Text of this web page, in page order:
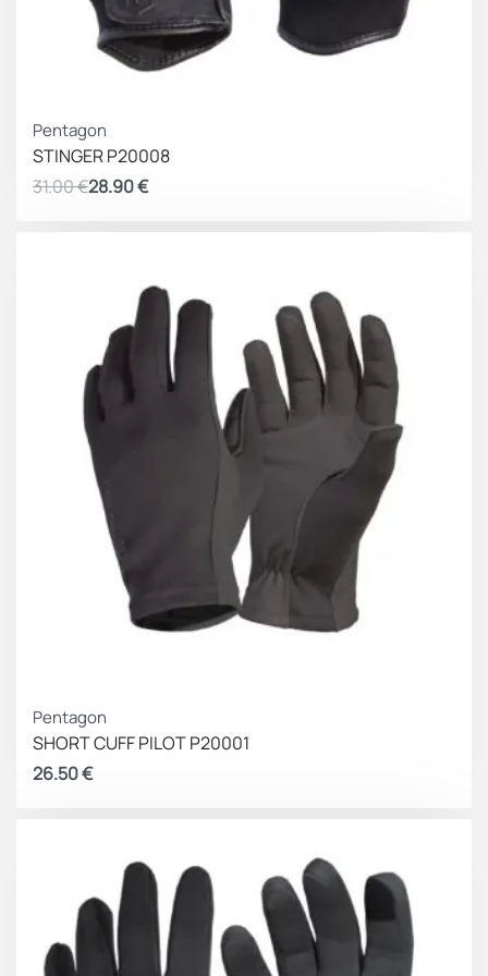
Pentagon
STINGER P20008
31.00€28.90€
Pentagon
SHORT CUFF PILOT P20001
26.50€